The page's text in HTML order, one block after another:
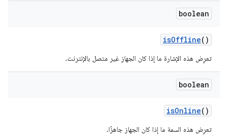
boolean
isOffline()
تعرِض هذه الإشارة ما إذا كان الجهاز غير متصل بالإنترنت.
boolean
isOnline()
تعرِض هذه السمة ما إذا كان الجهاز جاهزًا.